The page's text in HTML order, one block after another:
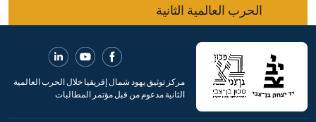
الحرب العالمية الثانية
مركز توثيق يهود شمال إفريقيا خلال الحرب العالمية
الثانية مدعوم من قبل مؤتمر المطالبات